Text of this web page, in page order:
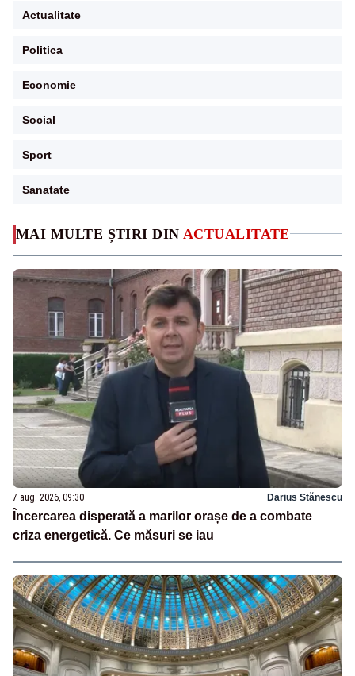
MAI MULTE ȘTIRI DIN ACTUALITATE
7 aug. 2026, 09:30 Darius Stănescu
Încercarea disperată a marilor orașe de a combate
criza energetică. Ce măsuri se iau
Actualitate
Politica
Economie
Social
Sport
Sanatate